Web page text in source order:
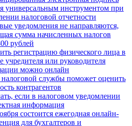
универсальным инструментом при
налоговой отчетности
уведомления не направляются,
сумма начисленных налогов
рублей
регистрацию физического лица в
учредителя или руководителя
можно онлайн
службы поможет оценить
контрагентов
если в налоговом уведомлении
информация
состоится ежегодная онлайн-
для бухгалтеров и